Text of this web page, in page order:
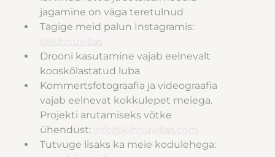
jagamine on väga teretulnud
Tagige meid palun Instagramis:
Drooni kasutamine vajab eelnevalt
kooskõlastatud luba
Kommertsfotograafia ja videograafia
vajab eelnevat kokkulepet meiega.
Projekti arutamiseks võtke
ühendust:
Tutvuge lisaks ka meie kodulehega: